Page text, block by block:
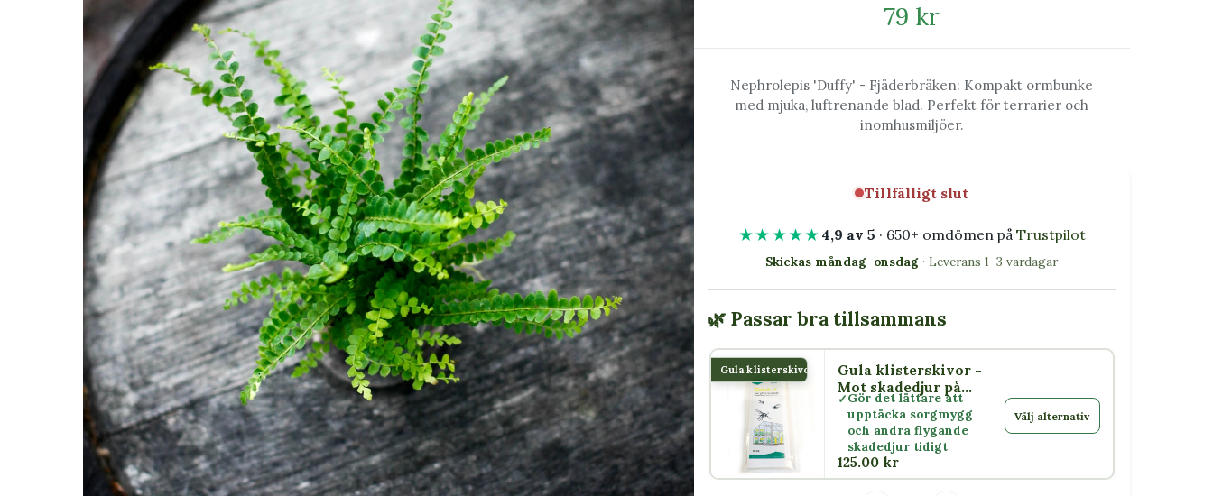
79 kr
Nephrolepis 'Duffy' - Fjäderbräken: Kompakt ormbunke
med mjuka, luftrenande blad. Perfekt för terrarier och
inomhusmiljöer.
Tillfälligt slut
★★★★★ 4,9 av 5 · 650+ omdömen på Trustpilot
Skickas måndag–onsdag · Leverans 1–3 vardagar
🌿 Passar bra tillsammans
Gula klisterskivor
Gula klisterskivor -
Mot skadedjur på
växter
Gör det lättare att
upptäcka sorgmygg
och andra flygande
skadedjur tidigt
125.00 kr
Välj alternativ